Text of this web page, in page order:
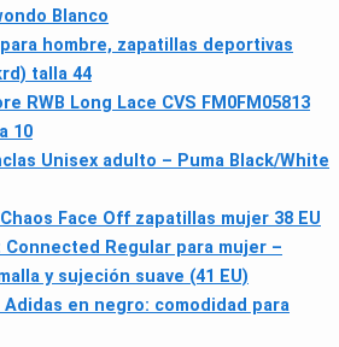
Blanco
hombre, zapatillas deportivas
talla 44
RWB Long Lace CVS FM0FM05813
10
Unisex adulto – Puma Black/White
Face Off zapatillas mujer 38 EU
Regular para mujer –
y sujeción suave (41 EU)
en negro: comodidad para